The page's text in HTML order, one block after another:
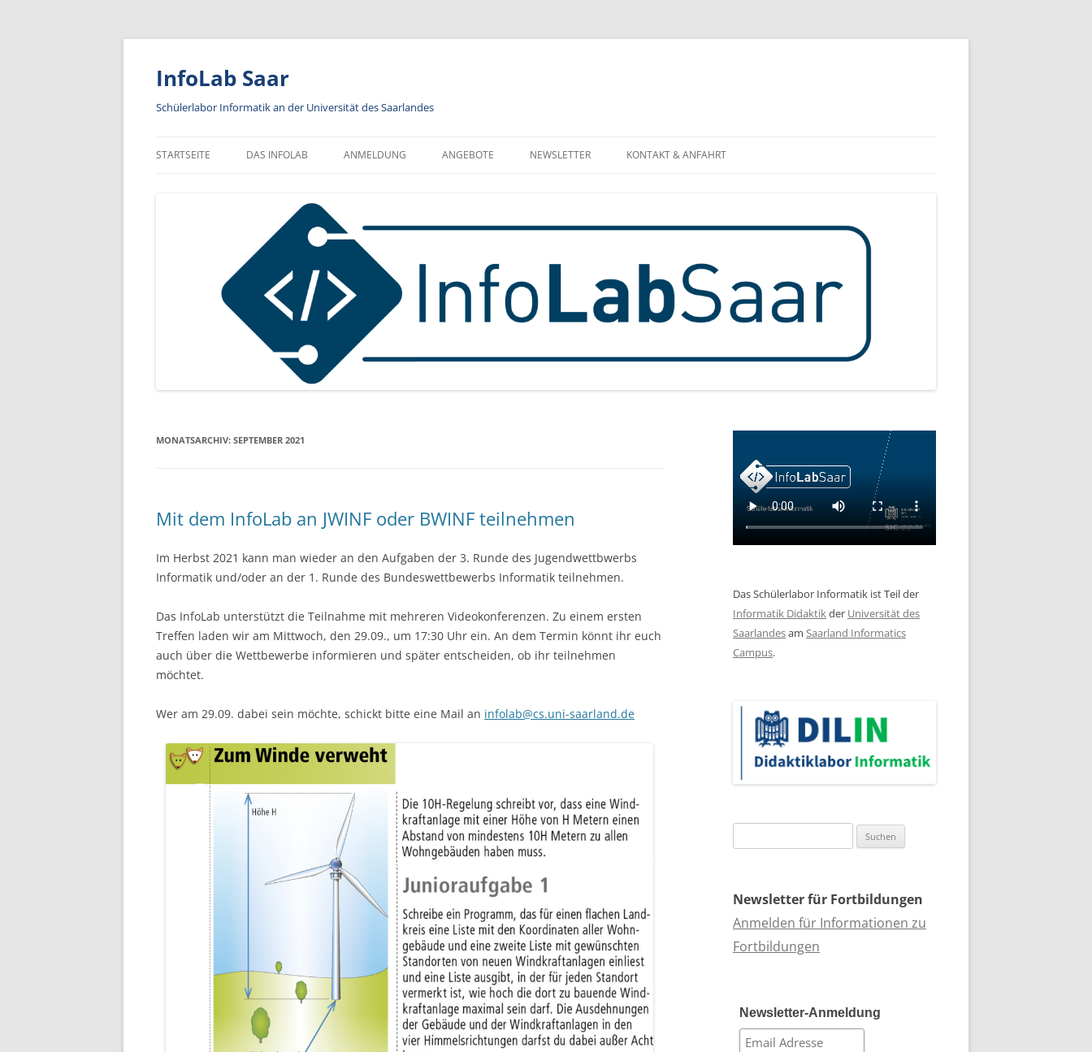
Zum
springen
InfoLab Saar
Schülerlabor Informatik an der Universität des Saarlandes
STARTSEITE DAS INFOLAB ANMELDUNG
INFORMATIONEN ZUR
ANMELDUNG
ANMELDUNG FÜR KLASSEN
ANGEBOTE
BERUFSORIENTIERUNG
NEWSLETTER
NEWSLETTER FÜR LEHRKRÄFTE
KONTAKT & ANFAHRT
MONATSARCHIV: SEPTEMBER 2021
Mit dem InfoLab an JWINF oder BWINF teilnehmen
Im Herbst 2021 kann man wieder an den Aufgaben der 3. Runde des Jugendwettbwerbs
Informatik und/oder an der 1. Runde des Bundeswettbewerbs Informatik teilnehmen.
Das InfoLab unterstützt die Teilnahme mit mehreren Videokonferenzen. Zu einem ersten
Treffen laden wir am Mittwoch, den 29.09., um 17:30 Uhr ein. An dem Termin könnt ihr euch
auch über die Wettbewerbe informieren und später entscheiden, ob ihr teilnehmen
möchtet.
Wer am 29.09. dabei sein möchte, schickt bitte eine Mail an infolab@cs.uni-saarland.de
Das Schülerlabor Informatik ist Teil der
Informatik Didaktikder Universität des
Saarlandesam Saarland Informatics
Campus.
nach:
Newsletter für Fortbildungen
Anmelden für Informationen zu
Fortbildungen
Newsletter-Anmeldung